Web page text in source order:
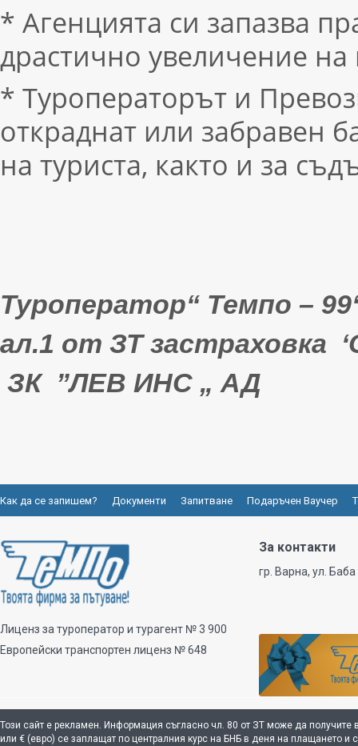
* Агенцията си запазва
драстично увеличение на
* Туроператорът и
откраднат или забравен
на туриста, както и за
Туроператор“ Темпо – 99
ал.1 от ЗТзастраховка
ЗК”ЛЕВ ИНС „ АД
Как да се запишем? Документи Запитване Подаръчен Ваучер
Лиценз за туроператор и турагент № 3 900
Европейски транспортен лиценз № 648
За контакти
гр. Варна, ул.
Този сайт е рекламен. Информация съгласно чл. 80 от ЗТ може да
или € (евро) се заплащат по централния курс на БНБ в деня на плащането и